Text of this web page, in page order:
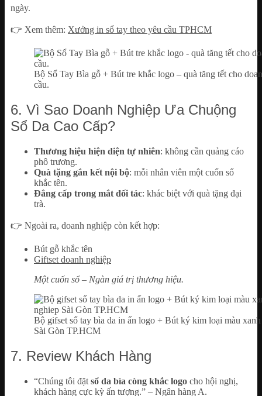
ngày.
👉 Xem thêm: Xưởng in sổ tay theo yêu cầu TPHCM
Bộ Sổ Tay Bìa gỗ + Bút tre khắc logo – quà tăng tết cho
cầu.
6. Vì Sao Doanh Nghiệp Ưa Chuộng
Sổ Da Cao Cấp?
Thương hiệu hiện diện tự nhiên: không cần quảng cáo
phô trương.
Quà tặng gắn kết nội bộ: mỗi nhân viên một cuốn sổ
khắc tên.
Đẳng cấp trong mắt đối tác: khác biệt với quà tặng đại
trà.
👉 Ngoài ra, doanh nghiệp còn kết hợp:
Bút gỗ khắc tên
Giftset doanh nghiệp
Một cuốn sổ – Ngàn giá trị thương hiệu.
Bộ gifset sổ tay bìa da in ấn logo + Bút ký kim loại màu
Sài Gòn TP.HCM
7. Review Khách Hàng
“Chúng tôi đặt sổ da bìa còng khắc logo cho hội nghị,
khách hàng cực kỳ ấn tượng.” – Ngân hàng A.